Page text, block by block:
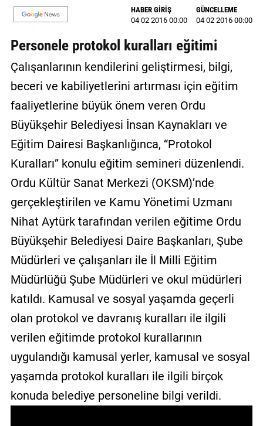
SAĞLIK
GALERİ
VİDEO
YAZARLAR
BİZE
ULAŞIN
İletişim
Gizlilik
Sözleşmesi
Kullanıcı
Sözleşmesi
HABER GİRİŞ
04 02 2016 00:00
GÜNCELLEME
04 02 2016 00:00
Personele protokol kuralları eğitimi
Çalışanlarının kendilerini geliştirmesi, bilgi,
beceri ve kabiliyetlerini artırması için eğitim
faaliyetlerine büyük önem veren Ordu
Büyükşehir Belediyesi İnsan Kaynakları ve
Eğitim Dairesi Başkanlığınca, “Protokol
Kuralları” konulu eğitim semineri düzenlendi.
Ordu Kültür Sanat Merkezi (OKSM)’nde
gerçekleştirilen ve Kamu Yönetimi Uzmanı
Nihat Aytürk tarafından verilen eğitime Ordu
Büyükşehir Belediyesi Daire Başkanları, Şube
Müdürleri ve çalışanları ile İl Milli Eğitim
Müdürlüğü Şube Müdürleri ve okul müdürleri
katıldı. Kamusal ve sosyal yaşamda geçerli
olan protokol ve davranış kuralları ile ilgili
verilen eğitimde protokol kurallarının
uygulandığı kamusal yerler, kamusal ve sosyal
yaşamda protokol kuralları ile ilgili birçok
konuda belediye personeline bilgi verildi.